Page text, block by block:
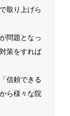
取り上げら
問題となっ
策をすれば
信頼できる
ら様々な院